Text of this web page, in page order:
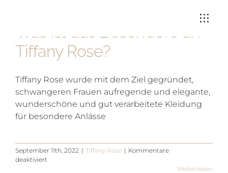
Was ist das Besondere an
Tiffany Rose?
Tiffany Rose wurde mit dem Ziel gegründet,
schwangeren Frauen aufregende und elegante,
wunderschöne und gut verarbeitete Kleidung
für besondere Anlässe
September 11th, 2022 | Tiffany Rose | Kommentare
deaktiviert
Weiterlesen